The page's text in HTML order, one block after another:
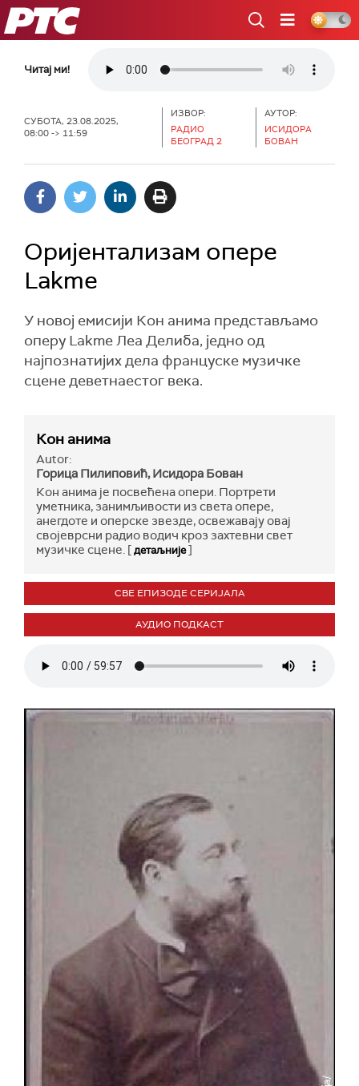
РТС
Читај ми!
СУБОТА, 23.08.2025,
08:00 -> 11:59
ИЗВОР:
РАДИО
БЕОГРАД 2
АУТОР:
ИСИДОРА
БОВАН
Оријентализам оперe
Lakme
У новој емисији Кон анима представљамо
оперу Lakme Леа Делиба, једно од
најпознатијих дела француске музичке
сцене деветнаестог века.
Кон анима
Autor:
Горица Пилиповић, Исидора Бован
Кон анима је посвећена опери. Портрети
уметника, занимљивости из света оперe,
анегдоте и оперске звезде, освежавају овај
својеврсни радио водич кроз захтевни свет
музичке сцене. [детаљније]
СВЕ ЕПИЗОДЕ СЕРИЈАЛА
АУДИО ПОДКАСТ